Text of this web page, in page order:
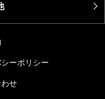
ーポリシー
せ